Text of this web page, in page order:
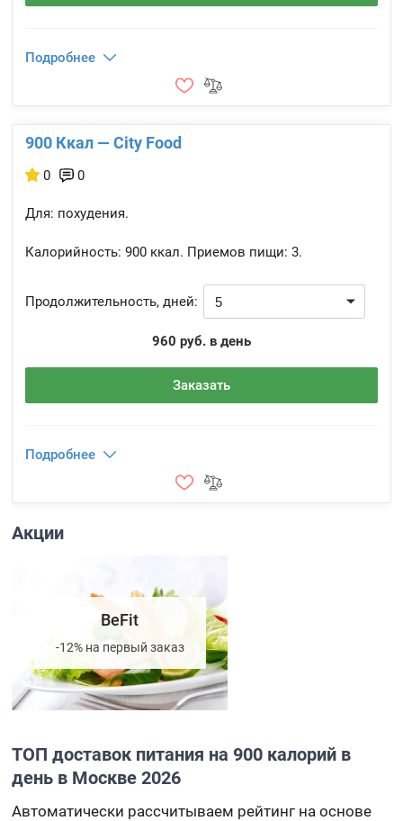
Подробнее
900 Ккал — City Food
0 0
Для: похудения.
Калорийность: 900 ккал. Приемов пищи: 3.
Продолжительность, дней:
960 руб. в день
Заказать
Подробнее
Акции
BeFit
-12% на первый заказ
ТОП доставок питания на 900 калорий в
день в Москве 2026
Автоматически рассчитываем рейтинг на основе